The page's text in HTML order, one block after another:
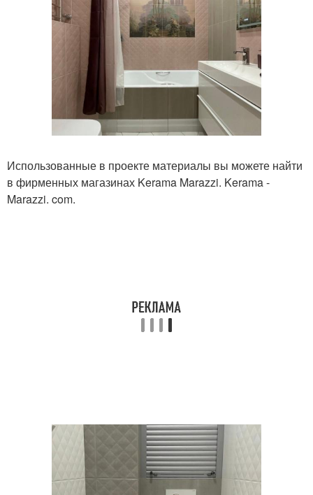
Использованные в проекте материалы вы можете найти
в фирменных магазинах Kerama Marazzi. Kerama -
Marazzi. com.